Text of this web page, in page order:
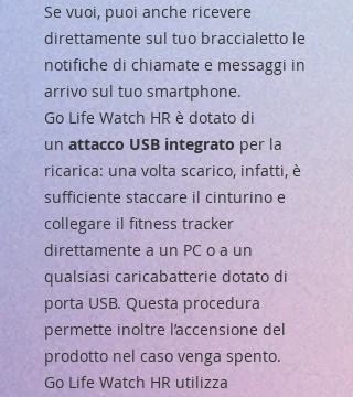
Se vuoi, puoi anche ricevere
direttamente sul tuo braccialetto le
notifiche di chiamate e messaggi in
arrivo sul tuo smartphone.
Go Life Watch HR è dotato di
un attacco USB integrato per la
ricarica: una volta scarico, infatti, è
sufficiente staccare il cinturino e
collegare il fitness tracker
direttamente a un PC o a un
qualsiasi caricabatterie dotato di
porta USB. Questa procedura
permette inoltre l’accensione del
prodotto nel caso venga spento.
Go Life Watch HR utilizza